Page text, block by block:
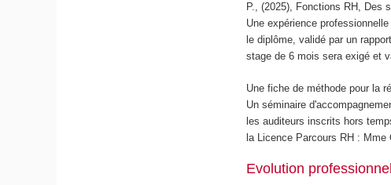
P., (2025), Fonctions RH, Des
Une expérience
le diplôme, validé par un
stage de 6 mois sera exigé et
Une fiche de méthode pour la
Un séminaire
les auditeurs inscrits hors
la Licence Parcours RH : Mme
Evolution